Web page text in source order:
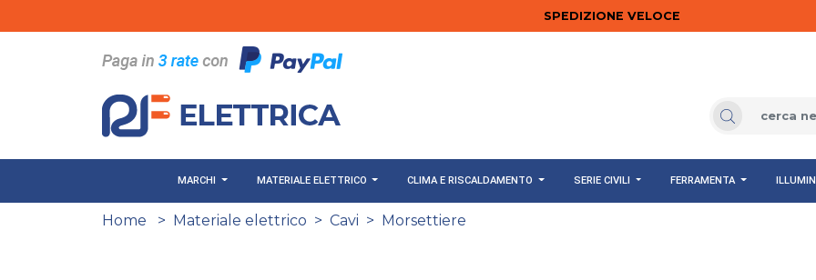
SPEDIZIONE VELOCE
MARCHI MATERIALE ELETTRICO CLIMA E RISCALDAMENTO SERIE CIVILI FERRAMENTA
Home > Materiale elettrico > Cavi > Morsettiere